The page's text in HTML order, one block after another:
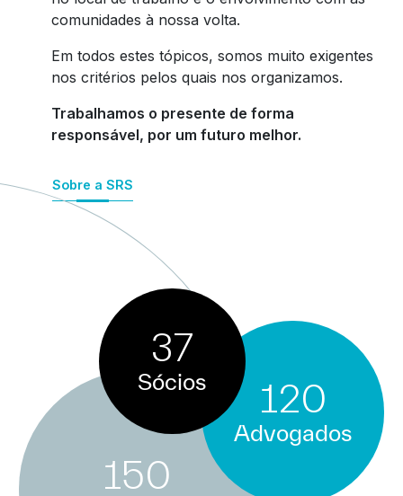
comunidades à nossa volta.
Em todos estes tópicos, somos muito exigentes
nos critérios pelos quais nos organizamos.
Trabalhamos o presente de forma
responsável, por um futuro melhor.
Sobre a SRS
37
Sócios 120
Advogados
150